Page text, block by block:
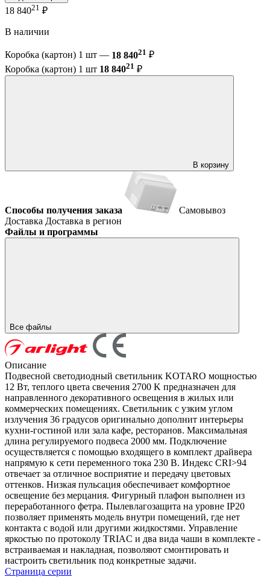
18 84021 ₽
В наличии
Коробка (картон) 1 шт — 18 84021 ₽
Коробка (картон) 1 шт 18 84021 ₽
В корзину
Способы получения заказа
Самовывоз
Доставка Доставка в регион
Файлы и программы
Все файлы
Описание
Подвесной светодиодный светильник KOTARO мощностью
12 Вт, теплого цвета свечения 2700 K предназначен для
направленного декоративного освещения в жилых или
коммерческих помещениях. Светильник с узким углом
излучения 36 градусов оригинально дополнит интерьеры
кухни-гостиной или зала кафе, ресторанов. Максимальная
длина регулируемого подвеса 2000 мм. Подключение
осуществляется с помощью входящего в комплект драйвера
напрямую к сети переменного тока 230 В. Индекс CRI>94
отвечает за отличное восприятие и передачу цветовых
оттенков. Низкая пульсация обеспечивает комфортное
освещение без мерцания. Фигурный плафон выполнен из
переработанного фетра. Пылевлагозащита на уровне IP20
позволяет применять модель внутри помещений, где нет
контакта с водой или другими жидкостями. Управление
яркостью по протоколу TRIAC и два вида чаши в комплекте -
встраиваемая и накладная, позволяют смонтировать и
настроить светильник под конкретные задачи.
Страница серии